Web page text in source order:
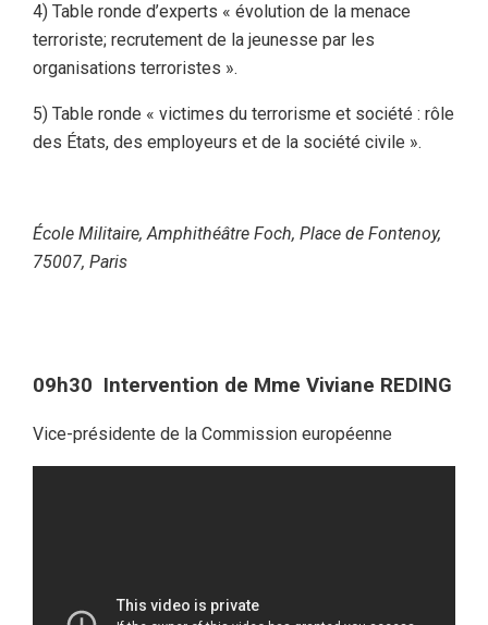
4) Table ronde d’experts « évolution de la menace
terroriste; recrutement de la jeunesse par les
organisations terroristes ».
5) Table ronde « victimes du terrorisme et société : rôle
des États, des employeurs et de la société civile ».
École Militaire, Amphithéâtre Foch, Place de Fontenoy,
75007, Paris
09h30 Intervention de Mme Viviane REDING
Vice-présidente de la Commission européenne